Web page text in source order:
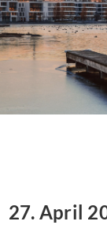
27. April